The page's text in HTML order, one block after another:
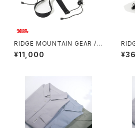
RIDGE MOUNTAIN GEAR / S
ACOCHE
¥11,000